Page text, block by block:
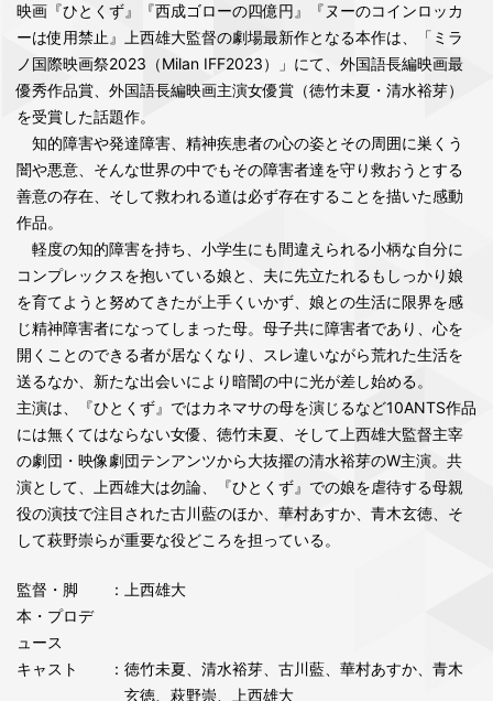
映画『ひとくず』『西成ゴローの四億円』『ヌーのコインロッカ
ーは使用禁止』上西雄大監督の劇場最新作となる本作は、「ミラ
ノ国際映画祭2023（Milan IFF2023）」にて、外国語長編映画最
優秀作品賞、外国語長編映画主演女優賞（徳竹未夏・清水裕芽）
を受賞した話題作。
知的障害や発達障害、精神疾患者の心の姿とその周囲に巣くう
闇や悪意、そんな世界の中でもその障害者達を守り救おうとする
善意の存在、そして救われる道は必ず存在することを描いた感動
作品。
軽度の知的障害を持ち、小学生にも間違えられる小柄な自分に
コンプレックスを抱いている娘と、夫に先立たれるもしっかり娘
を育てようと努めてきたが上手くいかず、娘との生活に限界を感
じ精神障害者になってしまった母。母子共に障害者であり、心を
開くことのできる者が居なくなり、スレ違いながら荒れた生活を
送るなか、新たな出会いにより暗闇の中に光が差し始める。
主演は、『ひとくず』ではカネマサの母を演じるなど10ANTS作品
には無くてはならない女優、徳竹未夏、そして上西雄大監督主宰
の劇団・映像劇団テンアンツから大抜擢の清水裕芽のW主演。共
演として、上西雄大は勿論、『ひとくず』での娘を虐待する母親
役の演技で注目された古川藍のほか、華村あすか、青木玄徳、そ
して萩野崇らが重要な役どころを担っている。
監督・脚
本・プロデ
ュース
：上西雄大
キャスト
：徳竹未夏、清水裕芽、古川藍、華村あすか、青木
玄徳、萩野崇、上西雄大